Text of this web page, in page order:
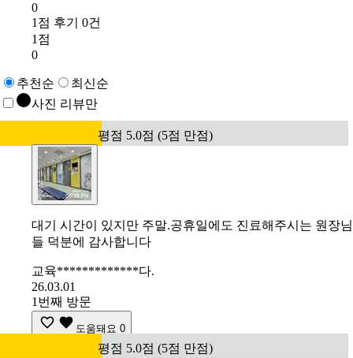
0
1점 후기 0건
1점
0
추천순
최신순
사진 리뷰만
평점 5.0점 (5점 만점)
대기 시간이 있지만 주말.공휴일에도 진료해주시는 원장님
들 덕분에 감사합니다
교육*************다.
26.03.01
1번째 방문
도움돼요 0
평점 5.0점 (5점 만점)